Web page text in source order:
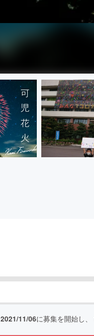
2021/11/06に募集を開始し、